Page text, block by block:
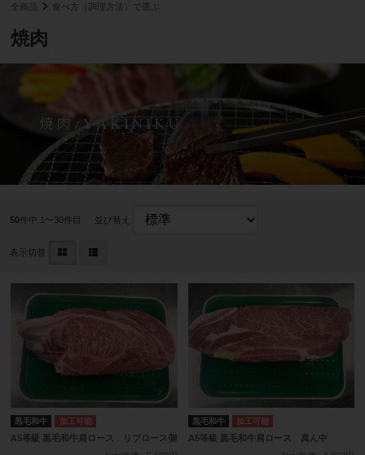
全商品 食べ方（調理方法）で選ぶ
焼肉
50件中 1〜30件目 並び替え
表示切替
黒毛和牛 加工可能
A5等級 黒毛和牛肩ロース リブロース側
黒毛和牛 加工可能
A5等級 黒毛和牛肩ロース 真ん中